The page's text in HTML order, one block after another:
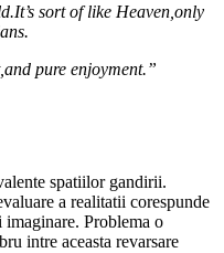
sort of like Heaven,only
pure enjoyment.”
spatiilor gandirii.
a realitatii corespunde
Problema o
intre aceasta revarsare